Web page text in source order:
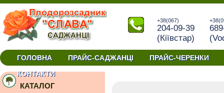
+38(067)
204-09-39
(Кiївстар)
саджанціГОЛОВНА ПРАЙС-САДЖАНЦІ
ПРАЙС-ЧЕРЕНКИ
КОНТАКТИ
КАТАЛОГ